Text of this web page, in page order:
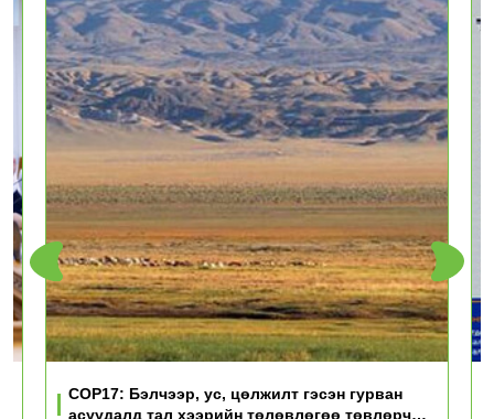
COP17: Бэлчээр, ус, цөлжилт гэсэн гурван
асуудалд тал хээрийн төлөвлөгөө төвлөрч